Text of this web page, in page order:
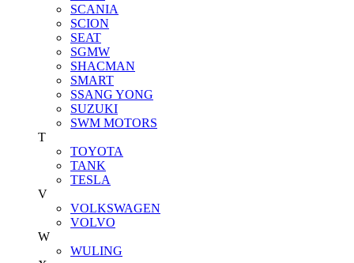
SCANIA
SCION
SEAT
SGMW
SHACMAN
SMART
SSANG YONG
SUZUKI
SWM MOTORS
T
TOYOTA
TANK
TESLA
V
VOLKSWAGEN
VOLVO
W
WULING